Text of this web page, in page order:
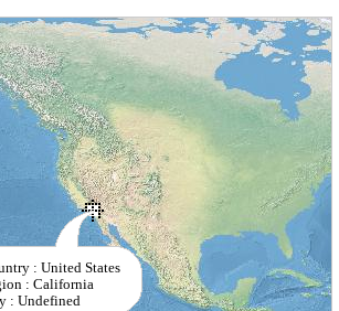
: United States
: California
: Undefined